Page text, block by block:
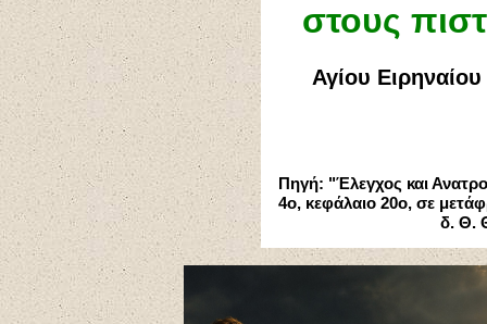
στους
Αγίου
Πηγή: "Έλεγχος και
4ο, κεφάλαιο 20ο, σε
δ. Θ.